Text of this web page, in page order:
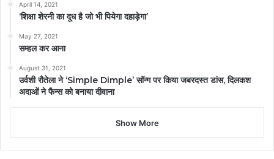
April 14, 2021
‘शिक्षा शेरनी का दूध है जो भी पियेगा दहाड़ेगा’
May 27, 2021
सम्हल कर आना
August 31, 2021
उर्वशी रौतेला ने ‘Simple Dimple’ सॉन्ग पर किया जबरदस्त डांस, दिलकश
अदाओं ने फैन्स को बनाया दीवाना
Show More